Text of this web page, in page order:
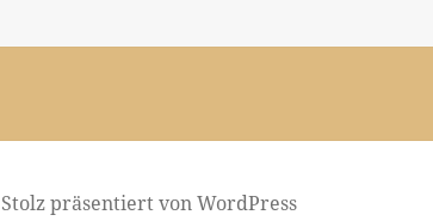
Stolz präsentiert von WordPress